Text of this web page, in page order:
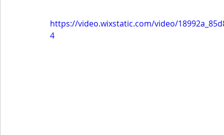
https://video.wixstatic.com/video/
4